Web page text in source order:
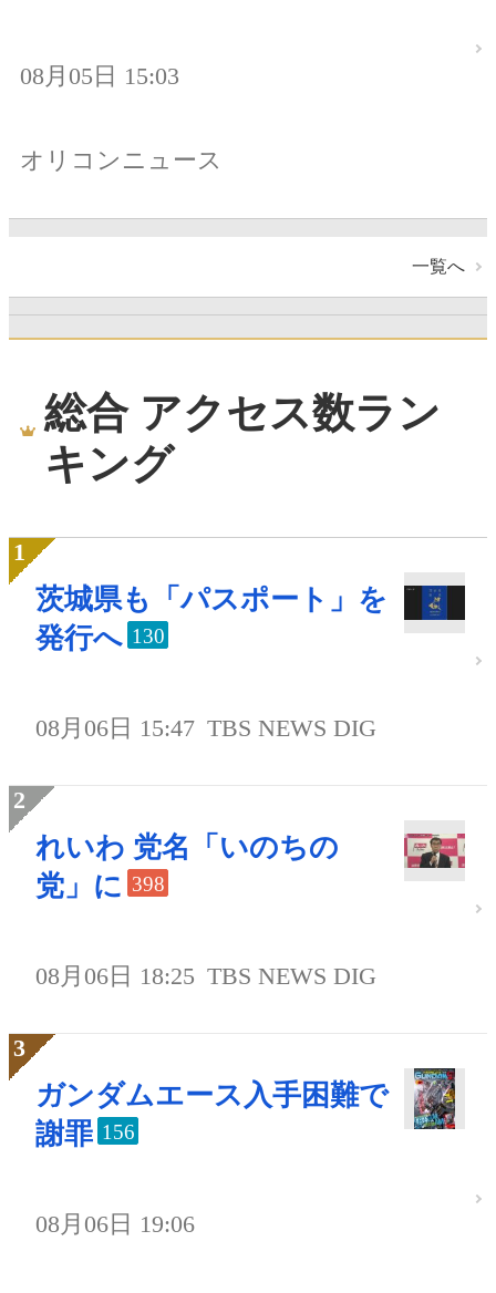
08月05日 15:03
オリコンニュース
一覧へ
総合 アクセス数ラン
キング
茨城県も「パスポート」を
発行へ 130
08月06日 15:47 TBS NEWS DIG
れいわ 党名「いのちの
党」に 398
08月06日 18:25 TBS NEWS DIG
ガンダムエース入手困難で
謝罪 156
08月06日 19:06